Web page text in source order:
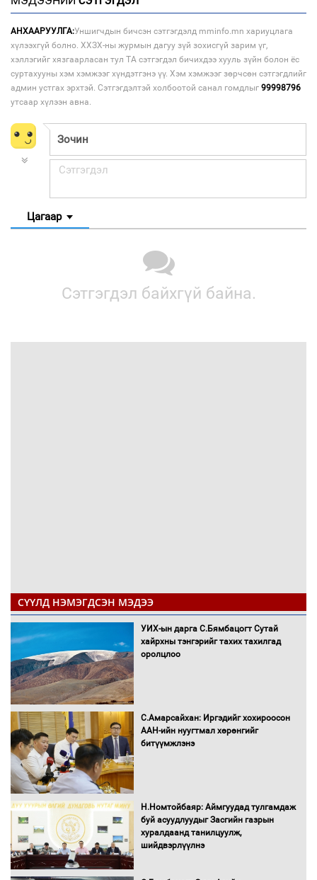
АНХААРУУЛГА:Уншигчдын бичсэн сэтгэгдэлд mminfo.mn хариуцлага
хүлээхгүй болно. ХХЗХ-ны журмын дагуу зүй зохисгүй зарим үг,
хэллэгийг хязгаарласан тул ТА сэтгэгдэл бичихдээ хууль зүйн болон ёс
суртахууны хэм хэмжээг хүндэтгэнэ үү. Хэм хэмжээг зөрчсөн сэтгэгдлийг
админ устгах эрхтэй. Сэтгэгдэлтэй холбоотой санал гомдлыг 99998796
утсаар хүлээн авна.
Цагаар
Сэтгэгдэл байхгүй байна.
СҮҮЛД НЭМЭГДСЭН МЭДЭЭ
УИХ-ын дарга С.Бямбацогт Сутай
хайрхны тэнгэрийг тахих тахилгад
оролцлоо
С.Амарсайхан: Иргэдийг хохироосон
ААН-ийн нуугтмал хөрөнгийг
битүүмжлэнэ
Н.Номтойбаяр: Аймгуудад тулгамдаж
буй асуудлуудыг Засгийн газрын
хуралдаанд танилцуулж,
шийдвэрлүүлнэ